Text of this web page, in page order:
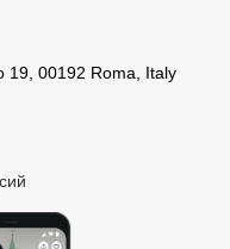
19, 00192 Roma, Italy